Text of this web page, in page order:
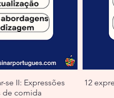
se II: Expressões
de comida
12